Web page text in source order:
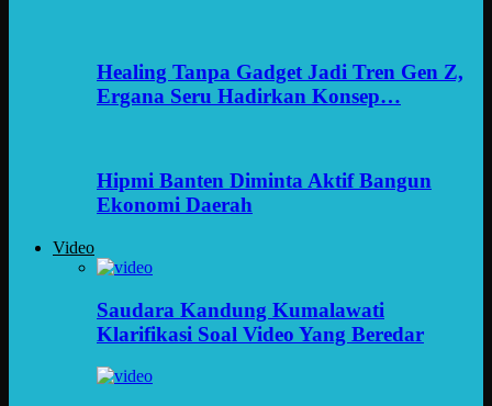
Healing Tanpa Gadget Jadi Tren Gen Z,
Ergana Seru Hadirkan Konsep…
Hipmi Banten Diminta Aktif Bangun
Ekonomi Daerah
Video
Saudara Kandung Kumalawati
Klarifikasi Soal Video Yang Beredar